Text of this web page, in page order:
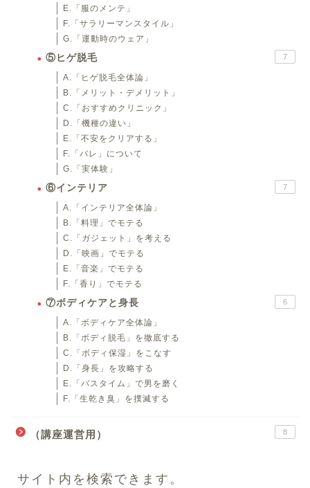
E.「服のメンテ」
F.「サラリーマンスタイル」
G.「運動時のウェア」
⑤ヒゲ脱毛 7
A.「ヒゲ脱毛全体論」
B.「メリット・デメリット」
C.「おすすめクリニック」
D.「機種の違い」
E.「不安をクリアする」
F.「バレ」について
G.「実体験」
⑥インテリア 7
A.「インテリア全体論」
B.「料理」でモテる
C.「ガジェット」を考える
D.「映画」でモテる
E.「音楽」でモテる
F.「香り」でモテる
⑦ボディケアと身長 6
A.「ボディケア全体論」
B.「ボディ脱毛」を徹底する
C.「ボディ保湿」をこなす
D.「身長」を攻略する
E.「バスタイム」で男を磨く
F.「生乾き臭」を撲滅する
（講座運営用） 8
サイト内を検索できます。